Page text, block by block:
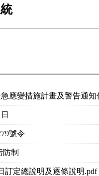
應變措施計畫及警告通知
號令
制
訂定總說明及逐條說明.pdf